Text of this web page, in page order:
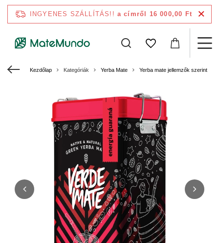
INGYENES SZÁLLÍTÁS!! a címről 16 000,00 Ft
Kezdőlap Kategóriák Yerba Mate Yerba mate jellemzők szerint